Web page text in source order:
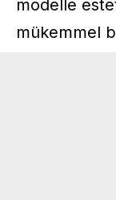
modelle
mükemmel